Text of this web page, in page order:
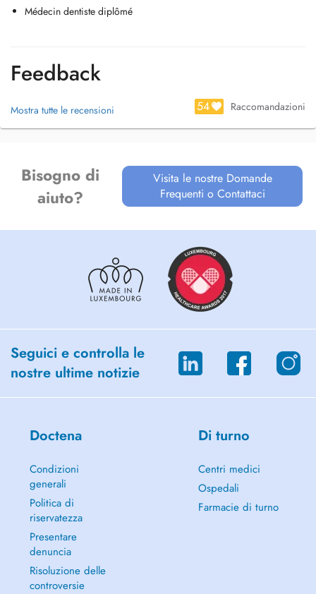
Médecin dentiste diplômé
Feedback
Mostra tutte le recensioni 54 Raccomandazioni
Bisogno di
aiuto?
Visita le nostre Domande
Frequenti o Contattaci
Seguici e controlla le
nostre ultime notizie
Doctena
Condizioni
generali
Politica di
riservatezza
Presentare
denuncia
Risoluzione delle
controversie
Di turno
Centri medici
Ospedali
Farmacie di turno